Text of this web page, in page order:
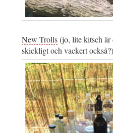
New Trolls(jo, lite kitsch är
skickligt och vackert